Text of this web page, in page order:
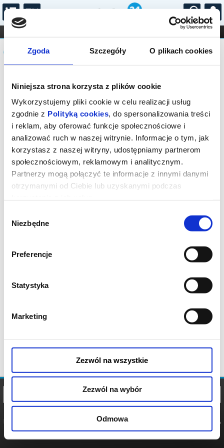
Zgoda Szczegóły O plikach cookies
Niniejsza strona korzysta z plików cookie
Wykorzystujemy pliki cookie w celu realizacji usług
zgodnie z Polityką cookies, do spersonalizowania treści
i reklam, aby oferować funkcje społecznościowe i
analizować ruch w naszej witrynie. Informacje o tym, jak
korzystasz z naszej witryny, udostępniamy partnerom
społecznościowym, reklamowym i analitycznym.
Partnerzy mogą połączyć te informacje z innymi danymi
otrzymanymi od Ciebie lub uzyskanymi podczas
zgody
Niezbędne
Preferencje
Statystyka
Marketing
Zezwól na wszystkie
Zezwól na wybór
Odmowa
...
FILHARMONIA OPERA I BALET
STAND-UP
DLA DZIECI
Komunikat
Sprzedaż biletów on-line na wydarzenie
została zakończona.
POLITYKA
POLITYKA